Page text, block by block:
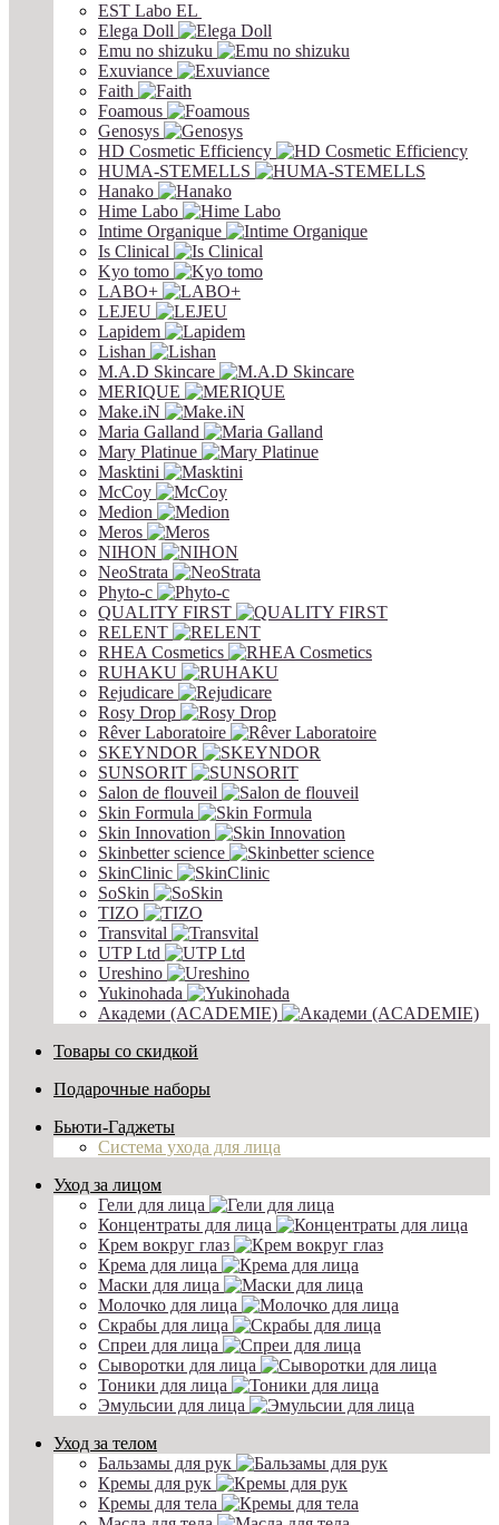
EST Labo EL
Elega Doll
Emu no shizuku
Exuviance
Faith
Foamous
Genosys
HD Cosmetic Efficiency
HUMA-STEMELLS
Hanako
Hime Labo
Intime Organique
Is Clinical
Kyo tomo
LABO+
LEJEU
Lapidem
Lishan
M.A.D Skincare
MERIQUE
Make.iN
Maria Galland
Mary Platinue
Masktini
McCoy
Medion
Meros
NIHON
NeoStrata
Phyto-c
QUALITY FIRST
RELENT
RHEA Cosmetics
RUHAKU
Rejudicare
Rosy Drop
Rêver Laboratoire
SKEYNDOR
SUNSORIT
Salon de flouveil
Skin Formula
Skin Innovation
Skinbetter science
SkinСlinic
SoSkin
TIZO
Transvital
UTP Ltd
Ureshino
Yukinohada
Академи (ACADEMIE)
Товары со скидкой
Подарочные наборы
Бьюти-Гаджеты
Система ухода для лица
Уход за лицом
Гели для лица
Концентраты для лица
Крем вокруг глаз
Крема для лица
Маски для лица
Молочко для лица
Скрабы для лица
Спреи для лица
Сыворотки для лица
Тоники для лица
Эмульсии для лица
Уход за телом
Бальзамы для рук
Кремы для рук
Кремы для тела